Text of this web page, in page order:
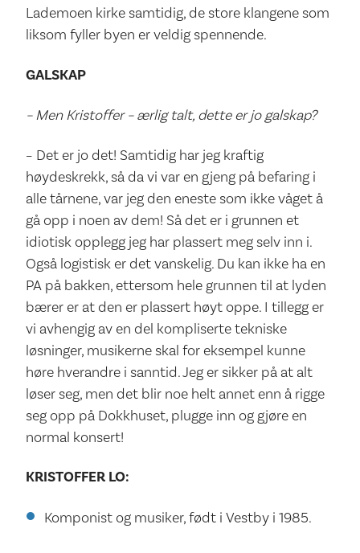
Lademoen kirke samtidig, de store klangene som
liksom fyller byen er veldig spennende.
GALSKAP
– Men Kristoffer – ærlig talt, dette er jo galskap?
– Det er jo det! Samtidig har jeg kraftig
høydeskrekk, så da vi var en gjeng på befaring i
alle tårnene, var jeg den eneste som ikke våget å
gå opp i noen av dem! Så det er i grunnen et
idiotisk opplegg jeg har plassert meg selv inn i.
Også logistisk er det vanskelig. Du kan ikke ha en
PA på bakken, ettersom hele grunnen til at lyden
bærer er at den er plassert høyt oppe. I tillegg er
vi avhengig av en del kompliserte tekniske
løsninger, musikerne skal for eksempel kunne
høre hverandre i sanntid. Jeg er sikker på at alt
løser seg, men det blir noe helt annet enn å rigge
seg opp på Dokkhuset, plugge inn og gjøre en
normal konsert!
KRISTOFFER LO:
Komponist og musiker, født i Vestby i 1985.